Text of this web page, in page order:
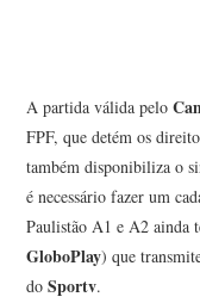
A partida válida pelo
FPF, que detém os
também disponibiliza o
é necessário fazer um
Paulistão A1 e A2 ainda
GloboPlay) que
doSportv.